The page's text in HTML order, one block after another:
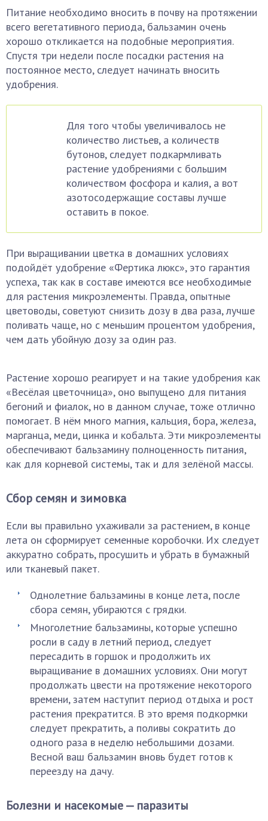
Питание необходимо вносить в почву на протяжении
всего вегетативного периода, бальзамин очень
хорошо откликается на подобные мероприятия.
Спустя три недели после посадки растения на
постоянное место, следует начинать вносить
удобрения.
Для того чтобы увеличивалось не
количество листьев, а количеств
бутонов, следует подкармливать
растение удобрениями с большим
количеством фосфора и калия, а вот
азотосодержащие составы лучше
оставить в покое.
При выращивании цветка в домашних условиях
подойдёт удобрение «Фертика люкс», это гарантия
успеха, так как в составе имеются все необходимые
для растения микроэлементы. Правда, опытные
цветоводы, советуют снизить дозу в два раза, лучше
поливать чаще, но с меньшим процентом удобрения,
чем дать убойную дозу за один раз.
Растение хорошо реагирует и на такие удобрения как
«Весёлая цветочница», оно выпущено для питания
бегоний и фиалок, но в данном случае, тоже отлично
помогает. В нём много магния, кальция, бора, железа,
марганца, меди, цинка и кобальта. Эти микроэлементы
обеспечивают бальзамину полноценность питания,
как для корневой системы, так и для зелёной массы.
Сбор семян и зимовка
Если вы правильно ухаживали за растением, в конце
лета он сформирует семенные коробочки. Их следует
аккуратно собрать, просушить и убрать в бумажный
или тканевый пакет.
Однолетние бальзамины в конце лета, после
сбора семян, убираются с грядки.
Многолетние бальзамины, которые успешно
росли в саду в летний период, следует
пересадить в горшок и продолжить их
выращивание в домашних условиях. Они могут
продолжать цвести на протяжение некоторого
времени, затем наступит период отдыха и рост
растения прекратится. В это время подкормки
следует прекратить, а поливы сократить до
одного раза в неделю небольшими дозами.
Весной ваш бальзамин вновь будет готов к
переезду на дачу.
Болезни и насекомые — паразиты